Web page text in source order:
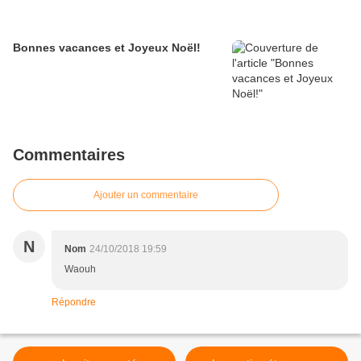
Bonnes vacances et Joyeux Noël!
Commentaires
Ajouter un commentaire
N Nom 24/10/2018 19:59
Waouh
Répondre